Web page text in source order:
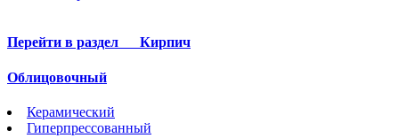
Перейти в раздел Кирпич
Облицовочный
Керамический
Гиперпрессованный